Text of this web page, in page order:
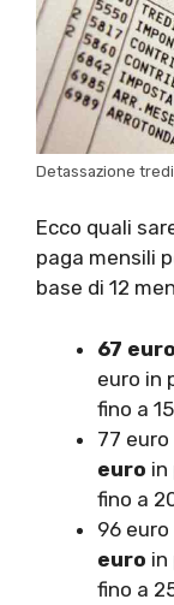
Detassazione
Ecco quali
paga mensili
base di 12
67 euro
euro in
fino a
77 euro
euro in
fino a
96 euro
euro in
fino a